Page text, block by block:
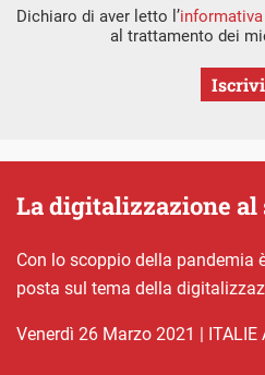
Dichiaro di aver letto l’
al trattamento dei
La digitalizzazione al
Con lo scoppio della pandemia
posta sul tema della
venerdì 26 Marzo 2021 | ITALIE